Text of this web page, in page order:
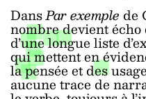
DansPar exemple de
nombre devientécho
d’une longue liste
qui mettent en
la pensée et des
aucune trace de